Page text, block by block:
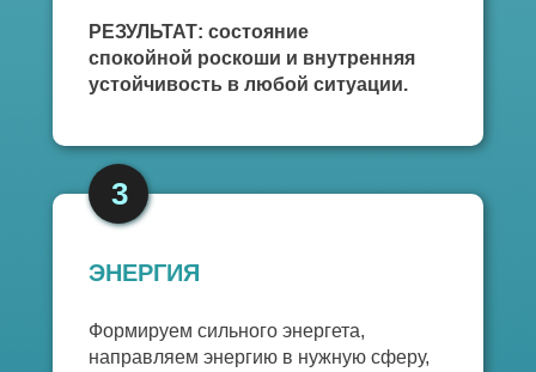
ЭНЕРГИЯ
Формируем сильного энергета,
направляем энергию в нужную сферу,
РЕЗУЛЬТАТ: состояние
спокойной роскоши и внутренняя
устойчивость в любой ситуации.
3